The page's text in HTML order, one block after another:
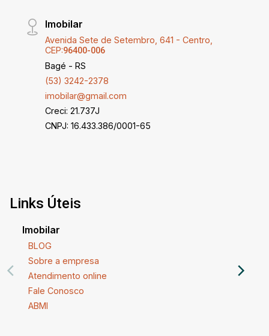
Imobilar
Avenida Sete de Setembro, 641 - Centro,
CEP:96400-006
Bagé - RS
(53) 3242-2378
imobilar@gmail.com
Creci: 21.737J
CNPJ: 16.433.386/0001-65
Links Úteis
Imobilar
BLOG
Sobre a empresa
Atendimento online
Fale Conosco
ABMI